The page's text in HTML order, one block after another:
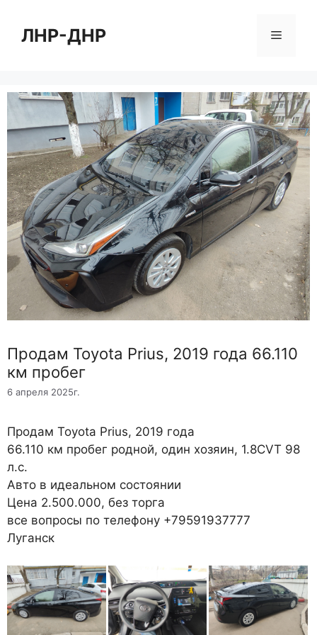
содержимому
ЛНР-ДНР Меню
Продам Toyota Prius, 2019 года 66.110
км пробег
6 апреля 2025г.
Продам Toyota Prius, 2019 года
66.110 км пробег родной, один хозяин, 1.8СVT 98
л.с.
Авто в идеальном состоянии
Цена 2.500.000, без торга
все вопросы по телефону +79591937777
Луганск